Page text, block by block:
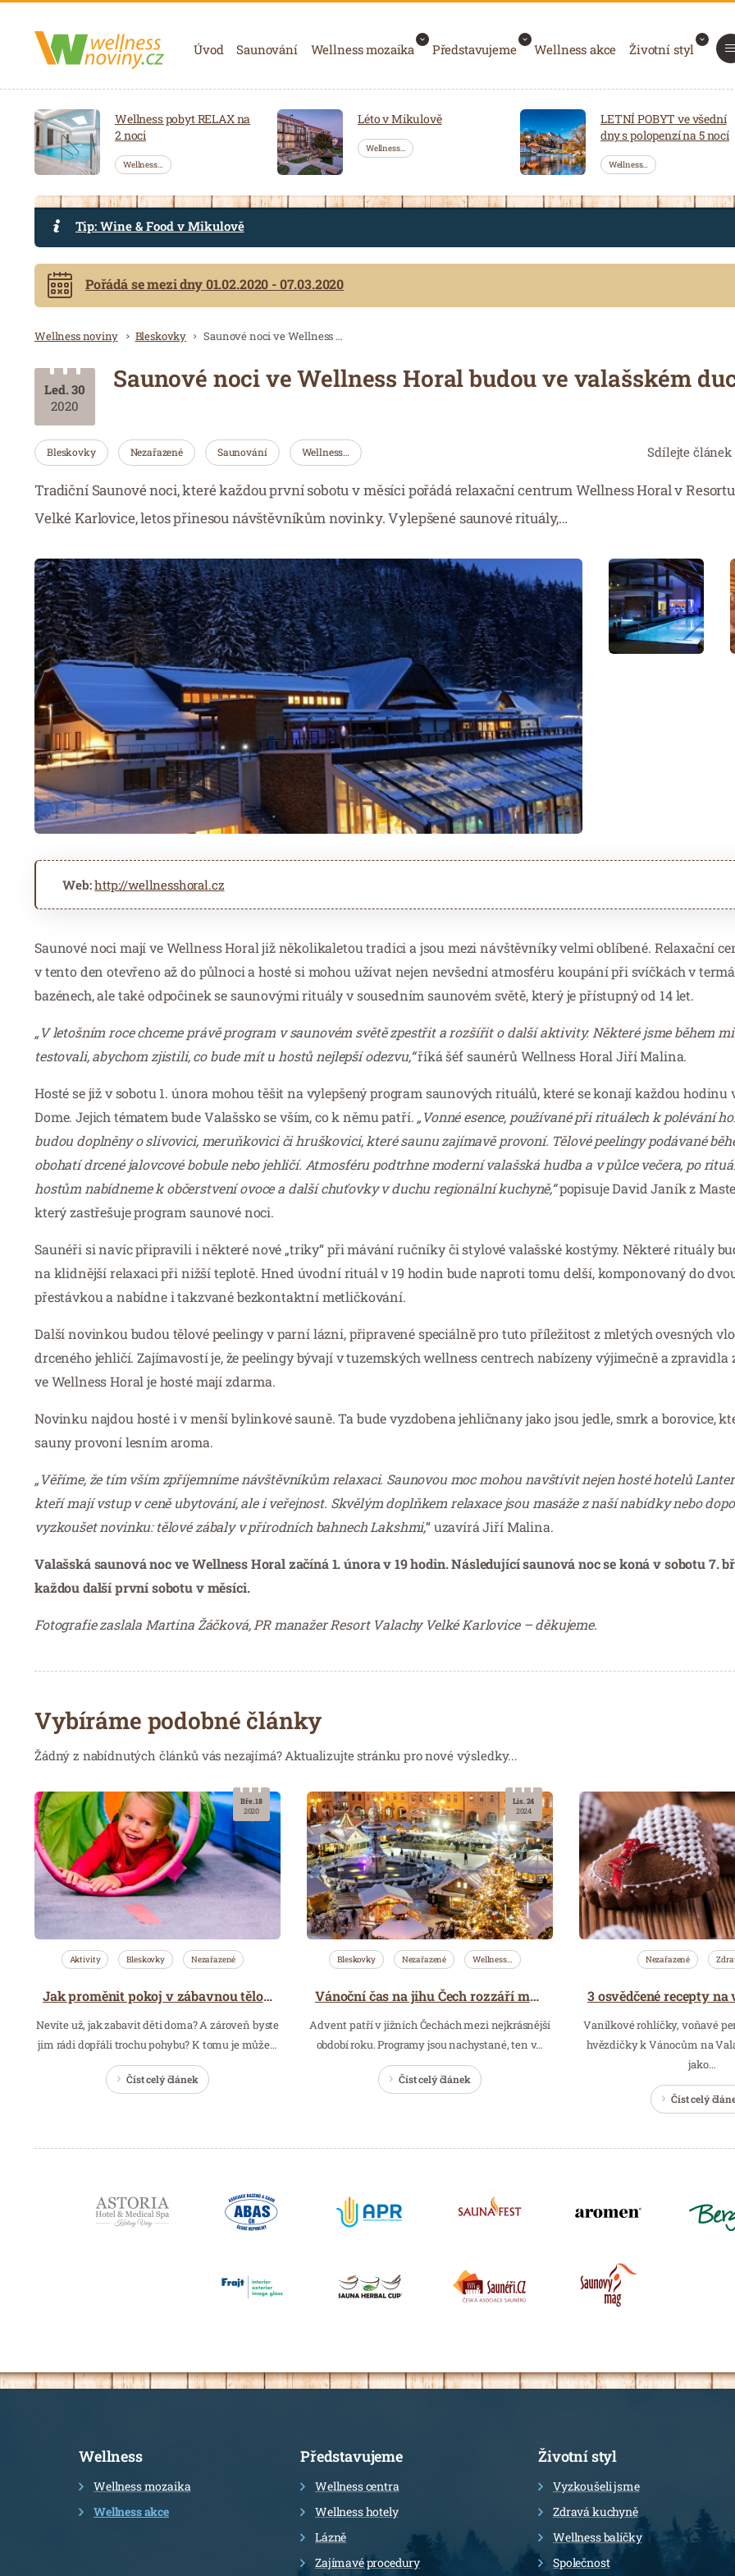
Navigace
Úvod Saunování Wellness mozaika Představujeme Wellness akce Životní styl
Wellness pobyt RELAX na
2 noci
Wellness…
Léto v Mikulově
Wellness…
LETNÍ POBYT ve všední
dny s polopenzí na 5 nocí
Wellness…
Tip: Wine & Food v Mikulově
Pořádá se mezi dny 01.02.2020 - 07.03.2020
Drobečková navigace
Wellness noviny Bleskovky Saunové noci ve Wellness Horal budou ve valašském duchu,
Led. 30
2020
Saunové noci ve Wellness Horal budou ve valašském
Sdílejte článek
Bleskovky Nezařazené Saunování Wellness…
Tradiční Saunové noci, které každou první sobotu v měsíci pořádá relaxační centrum Wellness Horal v
Velké Karlovice, letos přinesou návštěvníkům novinky. Vylepšené saunové rituály,…
Web:http://wellnesshoral.cz
Saunové noci mají ve Wellness Horal již několikaletou tradici a jsou mezi návštěvníky velmi oblíbené. Relaxační
v tento den otevřeno až do půlnoci a hosté si mohou užívat nejen nevšední atmosféru koupání při svíčkách v
bazénech, ale také odpočinek se saunovými rituály v sousedním saunovém světě, který je přístupný od 14 let.
„V letošním roce chceme právě program v saunovém světě zpestřit a rozšířit o další aktivity. Některé jsme během
testovali, abychom zjistili, co bude mít u hostů nejlepší odezvu,“říká šéf saunérů Wellness Horal Jiří Malina.
Hosté se již v sobotu 1. února mohou těšit na vylepšený program saunových rituálů, které se konají každou hodinu
Dome. Jejich tématem bude Valašsko se vším, co k němu patří. „Vonné esence, používané při rituálech k polévání
budou doplněny o slivovici, meruňkovici či hruškovici, které saunu zajímavě provoní. Tělové peelingy podávané
obohatí drcené jalovcové bobule nebo jehličí. Atmosféru podtrhne moderní valašská hudba a v půlce večera, po
hostům nabídneme k občerstvení ovoce a další chuťovky v duchu regionální kuchyně,“popisuje David Janík z
který zastřešuje program saunové noci.
Saunéři si navíc připravili i některé nové „triky“ při mávání ručníky či stylové valašské kostýmy. Některé rituály
na klidnější relaxaci při nižší teplotě. Hned úvodní rituál v 19 hodin bude naproti tomu delší, komponovaný do
přestávkou a nabídne i takzvané bezkontaktní metličkování.
Další novinkou budou tělové peelingy v parní lázni, připravené speciálně pro tuto příležitost z mletých ovesných
drceného jehličí. Zajímavostí je, že peelingy bývají v tuzemských wellness centrech nabízeny výjimečně a zpravidla
ve Wellness Horal je hosté mají zdarma.
Novinku najdou hosté i v menší bylinkové sauně. Ta bude vyzdobena jehličnany jako jsou jedle, smrk a borovice,
sauny provoní lesním aroma.
„Věříme, že tím vším zpříjemníme návštěvníkům relaxaci. Saunovou moc mohou navštívit nejen hosté hotelů
kteří mají vstup v ceně ubytování, ale i veřejnost. Skvělým doplňkem relaxace jsou masáže z naší nabídky nebo
vyzkoušet novinku: tělové zábaly v přírodních bahnech Lakshmi,“ uzavírá Jiří Malina.
Valašská saunová noc ve Wellness Horal začíná 1. února v 19 hodin. Následující saunová noc se koná v sobotu 7.
každou další první sobotu v měsíci.
Fotografie zaslala Martina Žáčková, PR manažer Resort Valachy Velké Karlovice – děkujeme.
Vybíráme podobné články
Žádný z nabídnutých článků vás nezajímá? Aktualizujte stránku pro nové výsledky...
Aktivity Bleskovky Nezařazené
Jak proměnit pokoj v zábavnou tělocvičnu
Nevíte už, jak zabavit děti doma? A zároveň byste
jim rádi dopřáli trochu pohybu? K tomu je může…
Číst celý článek
Bře. 18
2020
Bleskovky Nezařazené Wellness…
Vánoční čas na jihu Čech rozzáří množství světýlek
Advent patří v jižních Čechách mezi nejkrásnější
období roku. Programy jsou nachystané, ten v…
Číst celý článek
Lis. 24
2024
Nezařazené
Vanilkové rohlíčky, voňavé
hvězdičky k Vánocům na
jako…
Číst celý
Informace
Wellness
Wellness mozaika
Wellness akce
Představujeme
Wellness centra
Wellness hotely
Lázně
Zajímavé procedury
Životní styl
Vyzkoušeli jsme
Zdravá kuchyně
Wellness balíčky
Společnost